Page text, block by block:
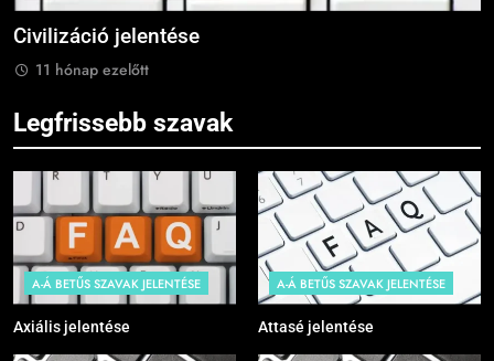
Civilizáció jelentése
11 hónap ezelőtt
Legfrissebb szavak
A-Á BETŰS SZAVAK JELENTÉSE
Axiális jelentése
A-Á BETŰS SZAVAK JELENTÉSE
Attasé jelentése